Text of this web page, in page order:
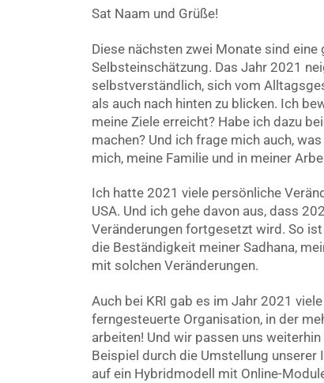
Sat Naam und Grüße!
Diese nächsten zwei Monate sind
Selbsteinschätzung. Das Jahr 2021
selbstverständlich, sich vom
als auch nach hinten zu blicken. Ich
meine Ziele erreicht? Habe ich dazu
machen? Und ich frage mich auch,
mich, meine Familie und in meiner
Ich hatte 2021 viele persönliche
USA. Und ich gehe davon aus, dass
Veränderungen fortgesetzt wird. So
die Beständigkeit meiner Sadhana,
mit solchen Veränderungen.
Auch bei KRI gab es im Jahr 2021
ferngesteuerte Organisation, in der
arbeiten! Und wir passen uns
Beispiel durch die Umstellung
auf ein Hybridmodell mit Online-